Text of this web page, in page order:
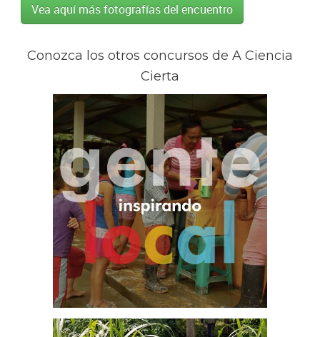
Vea aquí más fotografías del encuentro
Conozca los otros concursos de A Ciencia
Cierta